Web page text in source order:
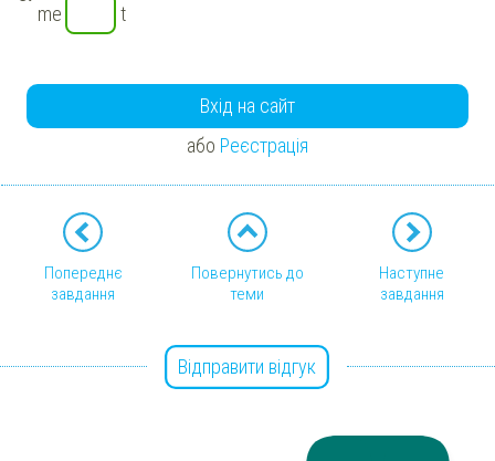
me t
Вхід на сайт
або Реєстрація
Попереднє
завдання
Повернутись до
теми
Наступне
завдання
Відправити відгук